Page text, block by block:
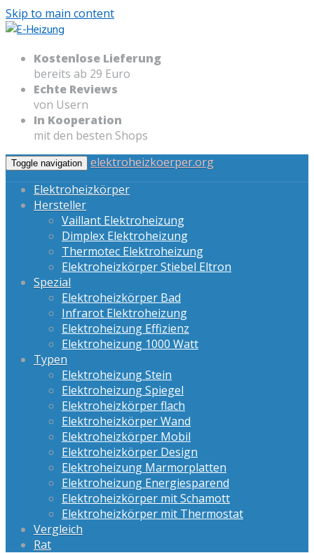
Skip to main content
Kostenlose Lieferung
bereits ab 29 Euro
Echte Reviews
von Usern
In Kooperation
mit den besten Shops
Toggle navigation
elektroheizkoerper.org
Elektroheizkörper
Hersteller
Vaillant Elektroheizung
Dimplex Elektroheizung
Thermotec Elektroheizung
Elektroheizkörper Stiebel Eltron
Spezial
Elektroheizkörper Bad
Infrarot Elektroheizung
Elektroheizung Effizienz
Elektroheizung 1000 Watt
Typen
Elektroheizung Stein
Elektroheizung Spiegel
Elektroheizkörper flach
Elektroheizkörper Wand
Elektroheizkörper Mobil
Elektroheizkörper Design
Elektroheizung Marmorplatten
Elektroheizung Energiesparend
Elektroheizkörper mit Schamott
Elektroheizkörper mit Thermostat
Vergleich
Rat